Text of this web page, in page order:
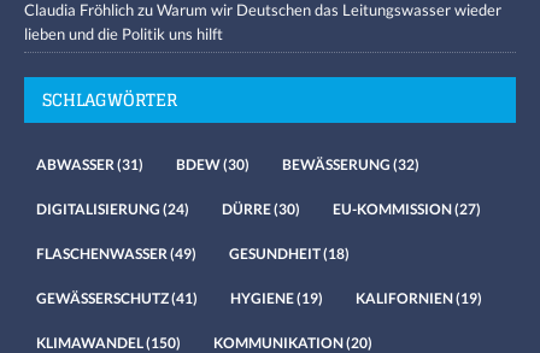
Claudia FröhlichzuWarum wir Deutschen das Leitungswasser wieder
lieben und die Politik uns hilft
SCHLAGWÖRTER
ABWASSER (31) BDEW(30) BEWÄSSERUNG (32)
DIGITALISIERUNG (24) DÜRRE(30) EU-KOMMISSION(27)
FLASCHENWASSER (49) GESUNDHEIT(18)
GEWÄSSERSCHUTZ(41) HYGIENE(19) KALIFORNIEN(19)
KLIMAWANDEL(150) KOMMUNIKATION(20)